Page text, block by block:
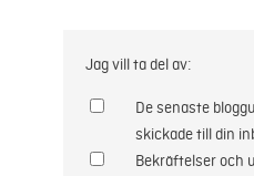
Jag vill ta del av:
De senaste
skickade till din
Bekräftelser och